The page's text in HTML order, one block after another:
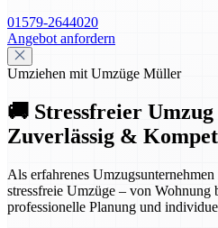
01579-2644020
Angebot anfordern
Umziehen mit Umzüge Müller
🚚 Stressfreier
Zuverlässig &
Als erfahrenes
stressfreie Umzüge – von Wohnung
professionelle Planung und